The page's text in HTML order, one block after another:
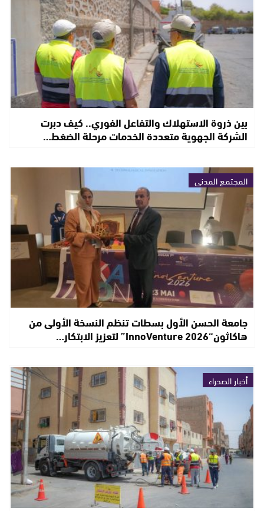
بين ذروة الاستهلاك والتفاعل الفوري.. كيف دبرت
الشركة الجهوية متعددة الخدمات مرحلة الضغط…
المجتمع المدني
جامعة الحسن الأول بسطات تنظم النسخة الأولى من
هاكاثون“InnoVenture 2026” لتعزيز الابتكار…
أخبار الصحراء